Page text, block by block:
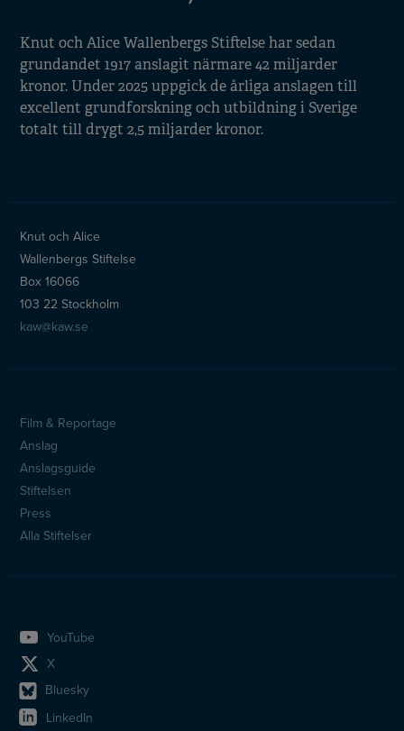
Knut och Alice Wallenbergs Stiftelse har sedan
grundandet 1917 anslagit närmare 42 miljarder
kronor. Under 2025 uppgick de årliga anslagen till
excellent grundforskning och utbildning i Sverige
totalt till drygt 2,5 miljarder kronor.
Knut och Alice
Wallenbergs Stiftelse
Box 16066
103 22 Stockholm
kaw@kaw.se
Sidfotsmeny
Film & Reportage
Anslag
Anslagsguide
Stiftelsen
Press
Alla Stiftelser
YouTube
X
Bluesky
LinkedIn